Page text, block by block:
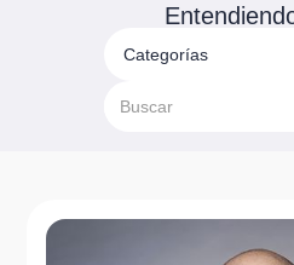
Categorías